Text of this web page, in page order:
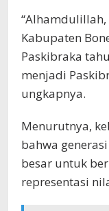
Kabupaten
Paskibraka
menjadi
ungkapnya.
Menurutnya,
bahwa
besar untuk
representasi